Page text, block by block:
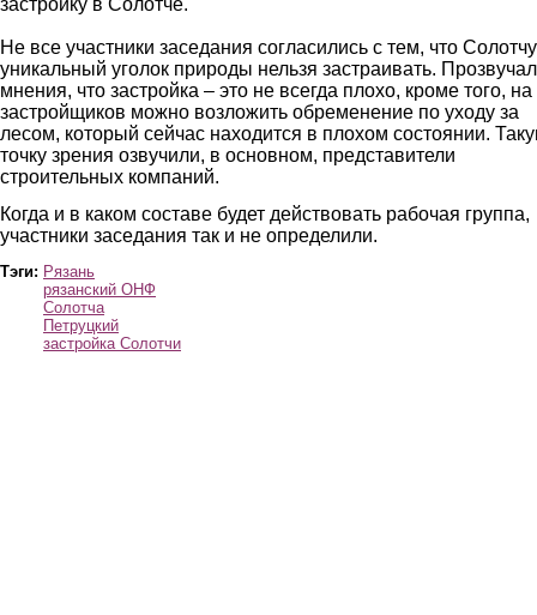
Не все участники заседания согласились с тем, что
уникальный уголок природы нельзя застраивать.
мнения, что застройка – это не всегда плохо, кроме того, на
застройщиков можно возложить обременение по уходу за
лесом, который сейчас находится в плохом состоянии.
точку зрения озвучили, в основном, представители
строительных компаний.
Когда и в каком составе будет действовать рабочая группа,
участники заседания так и не определили.
Тэги: Рязань
рязанский ОНФ
Солотча
Петруцкий
застройка Солотчи